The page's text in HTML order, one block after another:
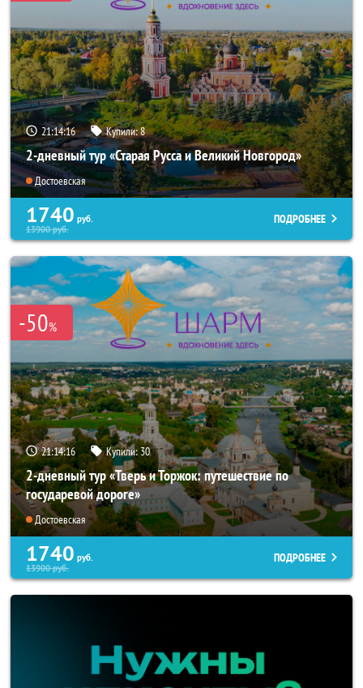
21:14:14 Купили:8
2-дневный тур «Старая Русса и Великий Новгород»
Достоевская
1740 руб.
13900руб.
ПОДРОБНЕЕ
-50%
21:14:14 Купили:30
2-дневный тур «Тверь и Торжок: путешествие по
государевой дороге»
Достоевская
1740 руб.
13900руб.
ПОДРОБНЕЕ